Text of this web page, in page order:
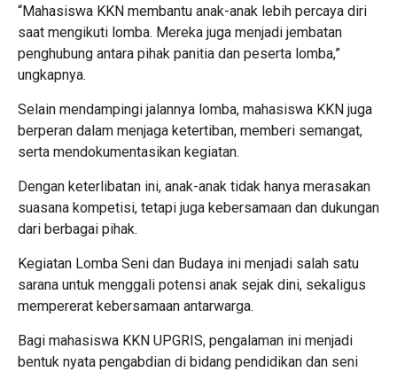
“Mahasiswa KKN membantu anak-anak lebih percaya diri
saat mengikuti lomba. Mereka juga menjadi jembatan
penghubung antara pihak panitia dan peserta lomba,”
ungkapnya.
Selain mendampingi jalannya lomba, mahasiswa KKN juga
berperan dalam menjaga ketertiban, memberi semangat,
serta mendokumentasikan kegiatan.
Dengan keterlibatan ini, anak-anak tidak hanya merasakan
suasana kompetisi, tetapi juga kebersamaan dan dukungan
dari berbagai pihak.
Kegiatan Lomba Seni dan Budaya ini menjadi salah satu
sarana untuk menggali potensi anak sejak dini, sekaligus
mempererat kebersamaan antarwarga.
Bagi mahasiswa KKN UPGRIS, pengalaman ini menjadi
bentuk nyata pengabdian di bidang pendidikan dan seni